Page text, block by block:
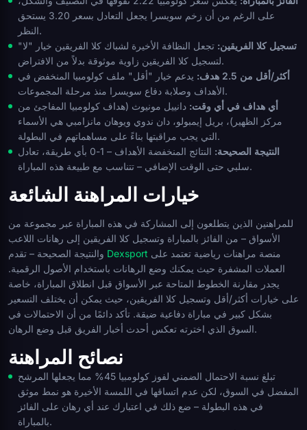
على الرغم من أن زخم سويسرا يجعل التعادل بسعر 3.20 يستحق
النظر.
تسجيل كلا الفريقين: تجعل النظافة الأخيرة لشباك كلا الفريقين خيار "لا"
لتسجيل كلا الفريقين زاوية موثوقة بدلاً من الافتراض.
أكثر/أقل من 2.5 هدف:
يدعم خيار "أقل" ملف كولومبيا المنخفض في
الأهداف وصلابة دفاع سويسرا منذ مرحلة المجموعات.
أي هداف في أي وقت: دانييل مونيوث (هداف كولومبيا المفاجئ من
مركز الظهير)، بريل إيمبولو، دان ندوي ويوهان مانزامبي هي الأسماء
التي يجب مراقبتها بناءً على مساهماتهم في البطولة.
النتيجة الصحيحة:
النتائج المنخفضة الأهداف – 1-0 بأي طريقة، تعادل
سلبي حتى الوقت الإضافي – تتناسب مع طبيعة هذه المباراة.
خيارات المراهنة الشائعة
للمراهنين الذين يتطلعون إلى المشاركة في هذه المباراة عبر مجموعة من
الأسواق – من الفائز بالمباراة وتسجيل كلا الفريقين إلى رهانات اللاعب
Dexsport
العملات المشفرة حيث يمكنك وضع الرهانات باستخدام الأصول الرقمية.
يجدر مقارنة الخطوط المتاحة عبر الأسواق قبل انطلاق المباراة، خاصة
على خيارات أكثر/أقل وتسجيل كلا الفريقين، حيث يمكن أن يختلف التسعير
بشكل كبير في مباراة دفاعية ضيقة. تأكد دائمًا من أن الاحتمالات في
السوق الذي اخترته تعكس أحدث أخبار الفريق قبل وضع الرهان.
نصائح المراهنة
تبلغ نسبة الاحتمال الضمني لفوز كولومبيا 45% مما يجعلها المرشح
المفضل في السوق، لكن عدم اتساقها في اللمسة الأخيرة هو نمط موثق
في هذه البطولة – ضع ذلك في اعتبارك عند أي رهان على الفائز
بالمباراة.